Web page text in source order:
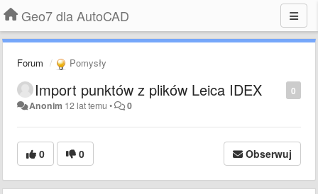
Geo7 dla AutoCAD
Forum Pomysły
0
Import punktów z plików Leica IDEX
Anonim 12 lat temu • 0
0 0 Obserwuj